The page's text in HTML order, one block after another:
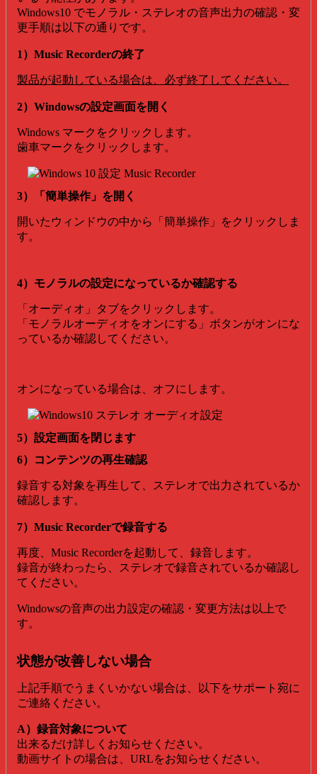
Windows10 でモノラル・ステレオの音声出力の確認・変
更手順は以下の通りです。
1）Music Recorderの終了
製品が起動している場合は、必ず終了してください。
2）Windowsの設定画面を開く
Windows マークをクリックします。
歯車マークをクリックします。
3）「簡単操作」を開く
開いたウィンドウの中から「簡単操作」をクリックしま
す。
4）モノラルの設定になっているか確認する
「オーディオ」タブをクリックします。
「モノラルオーディオをオンにする」ボタンがオンにな
っているか確認してください。
オンになっている場合は、オフにします。
5）設定画面を閉じます
6）コンテンツの再生確認
録音する対象を再生して、ステレオで出力されているか
確認します。
7）Music Recorderで録音する
再度、Music Recorderを起動して、録音します。
録音が終わったら、ステレオで録音されているか確認し
てください。
Windowsの音声の出力設定の確認・変更方法は以上で
す。
状態が改善しない場合
上記手順でうまくいかない場合は、以下をサポート宛に
ご連絡ください。
A）録音対象について
出来るだけ詳しくお知らせください。
動画サイトの場合は、URLをお知らせください。